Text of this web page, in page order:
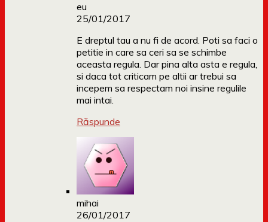
eu
25/01/2017
E dreptul tau a nu fi de acord. Poti sa faci o
petitie in care sa ceri sa se schimbe
aceasta regula. Dar pina alta asta e regula,
si daca tot criticam pe altii ar trebui sa
incepem sa respectam noi insine regulile
mai intai.
Răspunde
mihai
26/01/2017